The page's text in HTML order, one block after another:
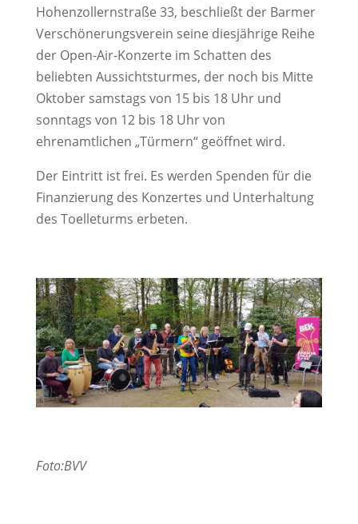
Hohenzollernstraße 33, beschließt der Barmer
Verschönerungsverein seine diesjährige Reihe
der Open-Air-Konzerte im Schatten des
beliebten Aussichtsturmes, der noch bis Mitte
Oktober samstags von 15 bis 18 Uhr und
sonntags von 12 bis 18 Uhr von
ehrenamtlichen „Türmern“ geöffnet wird.
Der Eintritt ist frei. Es werden Spenden für die
Finanzierung des Konzertes und Unterhaltung
des Toelleturms erbeten.
Foto:BVV